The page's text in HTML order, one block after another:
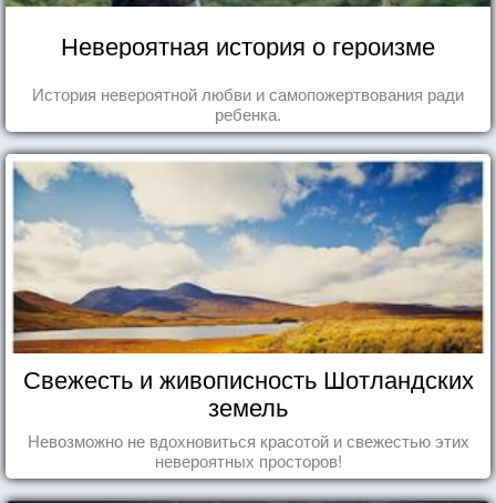
Невероятная история о героизме
История невероятной любви и самопожертвования ради
ребенка.
Свежесть и живописность Шотландских
земель
Невозможно не вдохновиться красотой и свежестью этих
невероятных просторов!